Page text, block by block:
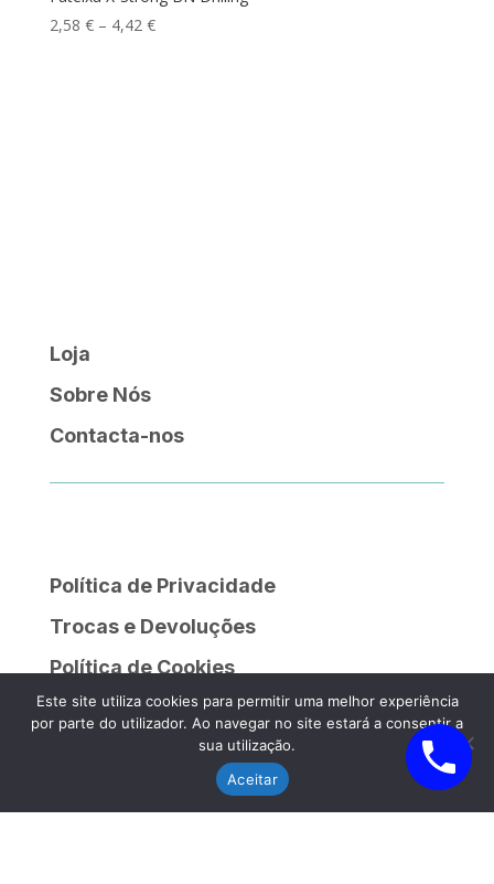
2,58 € – 4,42 €Price
Loja
Sobre Nós
Contacta-nos
Política de Privacidade
Trocas e Devoluções
Política de Cookies
Livro de Reclamações
Este site utiliza cookies para permitir uma melhor experiência
por parte do utilizador. Ao navegar no site estará a consentir a
sua utilização.
Aceitar